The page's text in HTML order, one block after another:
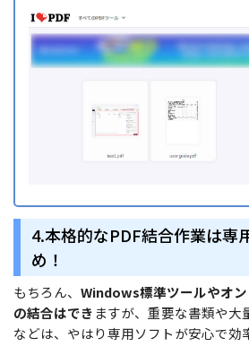
4.本格的なPDF結合作業は専
め！
もちろん、 Windows標準ツールやオ
の結合はでき ますが、重要な書類や大
などは、やはり専用ソフトが安心で効